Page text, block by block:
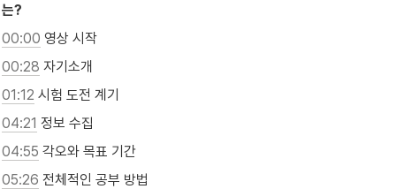
는?
00:00 영상 시작
00:28 자기소개
01:12 시험 도전 계기
04:21 정보 수집
04:55 각오와 목표 기간
05:26 전체적인 공부 방법